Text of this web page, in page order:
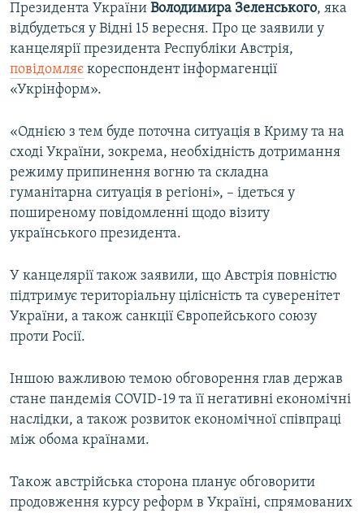
Президента України Володимира Зеленського, яка
відбудеться у Відні 15 вересня. Про це заявили у
канцелярії президента Республіки Австрія,
повідомляє кореспондент інформагенції
«Укрінформ».
«Однією з тем буде поточна ситуація в Криму та на
сході України, зокрема, необхідність дотримання
режиму припинення вогню та складна
гуманітарна ситуація в регіоні», – ідеться у
поширеному повідомленні щодо візиту
українського президента.
У канцелярії також заявили, що Австрія повністю
підтримує територіальну цілісність та суверенітет
України, а також санкції Європейського союзу
проти Росії.
Іншою важливою темою обговорення глав держав
стане пандемія COVID-19 та її негативні економічні
наслідки, а також розвиток економічної співпраці
між обома країнами.
Також австрійська сторона планує обговорити
продовження курсу реформ в Україні, спрямованих